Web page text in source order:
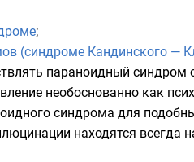
;
(синдроме Кандинского —
параноидный
необоснованно как
синдрома для
находятся всегда